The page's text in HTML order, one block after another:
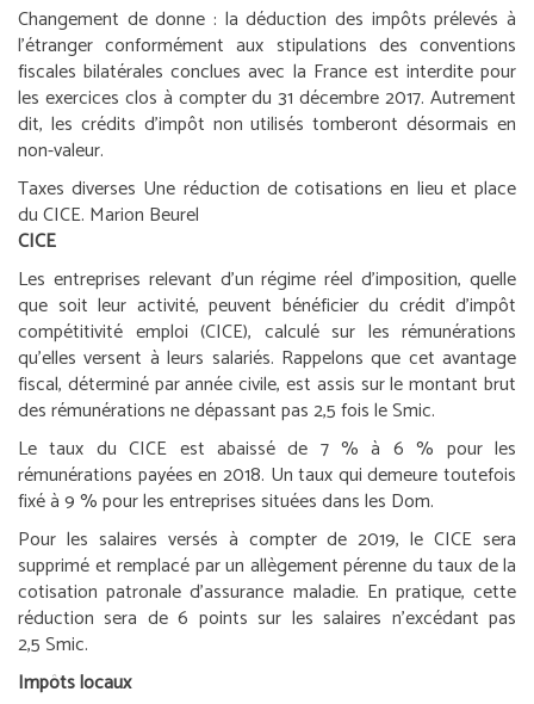
Changement de donne : la déduction des impôts prélevés à
l’étranger conformément aux stipulations des conventions
fiscales bilatérales conclues avec la France est interdite pour
les exercices clos à compter du 31 décembre 2017. Autrement
dit, les crédits d’impôt non utilisés tomberont désormais en
non-valeur.
Taxes diverses Une réduction de cotisations en lieu et place
du CICE. Marion Beurel
CICE
Les entreprises relevant d’un régime réel d’imposition, quelle
que soit leur activité, peuvent bénéficier du crédit d’impôt
compétitivité emploi (CICE), calculé sur les rémunérations
qu’elles versent à leurs salariés. Rappelons que cet avantage
fiscal, déterminé par année civile, est assis sur le montant brut
des rémunérations ne dépassant pas 2,5 fois le Smic.
Le taux du CICE est abaissé de 7 % à 6 % pour les
rémunérations payées en 2018. Un taux qui demeure toutefois
fixé à 9 % pour les entreprises situées dans les Dom.
Pour les salaires versés à compter de 2019, le CICE sera
supprimé et remplacé par un allègement pérenne du taux de la
cotisation patronale d’assurance maladie. En pratique, cette
réduction sera de 6 points sur les salaires n’excédant pas
2,5 Smic.
Impôts locaux